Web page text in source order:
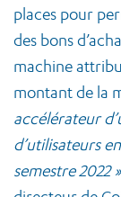
places pour
des bons
machine
montant de la
accélérateur
d’utilisateurs
semestre 2022 »